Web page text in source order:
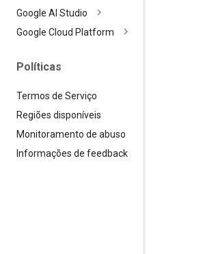
Google AI Studio
Google Cloud Platform
Políticas
Termos de Serviço
Regiões disponíveis
Monitoramento de abuso
Informações de feedback